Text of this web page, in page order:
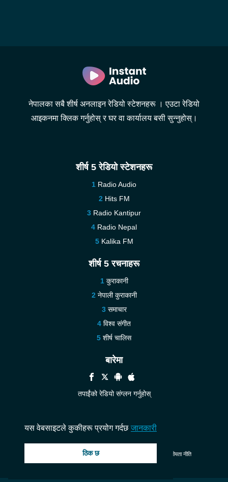
नेपालका सबै शीर्ष अनलाइन रेडियो स्टेशनहरू । एउटा रेडियो
आइकनमा क्लिक गर्नुहोस् र घर वा कार्यालय बसी सुन्नुहोस्।
शीर्ष 5 रेडियो स्टेशनहरू
Radio Audio
Hits FM
Radio Kantipur
Radio Nepal
Kalika FM
शीर्ष 5 रचनाहरू
कुराकानी
नेपाली कुराकानी
समाचार
विश्व संगीत
शीर्ष चालिस
बारेमा
तपाईंंको रेडियो संग्लन गर्नुहोस्
हामीलाई सम्पर्क गर्नुहोस्
© 2026 InstantAudio. सबै अधिकार सुरक्षित. ・ गोपनीयता नीति
यस वेबसाइटले कुकीहरू प्रयोग गर्दछ जानकारी
ठिक छ